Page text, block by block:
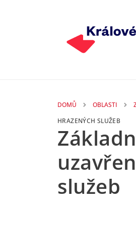
DOMŮ OBLASTI
HRAZENÝCH SLUŽEB
služeb